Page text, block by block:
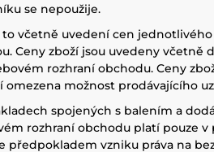
se nepoužije.
včetně uvedení cen
Ceny zboží jsou uvedeny
rozhraní obchodu. Ceny
možnost prodávajícího
spojených s balením a
rozhraní obchodu platí pouze
předpokladem vzniku práva na